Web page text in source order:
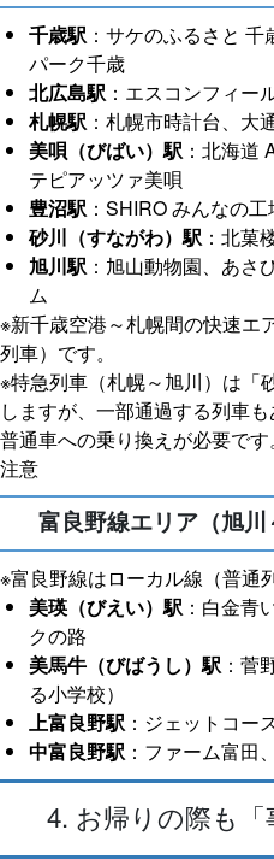
千歳駅 ：サケのふるさと
パーク千歳
北広島駅 ：エスコンフィー
札幌駅 ：札幌市時計台、大
美唄（びばい）駅 ：北海道
テピアッツァ美唄
豊沼駅 ：SHIRO みんなの工
砂川（すながわ）駅 ：北菓
旭川駅 ：旭山動物園、あさ
ム
※新千歳空港～札幌間の快速エ
列車）です。
※特急列車（札幌～旭川）は「
しますが、一部通過する列車
普通車への乗り換えが必要で
注意
富良野線エリア（旭川
※富良野線はローカル線（普通
美瑛（びえい）駅 ：白金青
クの路
美馬牛（びばうし）駅 ：菅
る小学校）
上富良野駅 ：ジェットコー
中富良野駅 ：ファーム富田
4. お帰りの際も